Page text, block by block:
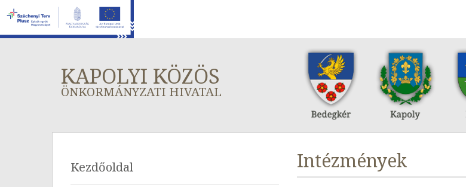
KAPOLYI KÖZÖS
ÖNKORMÁNYZATI HIVATAL
Kezdőoldal
Intézmények